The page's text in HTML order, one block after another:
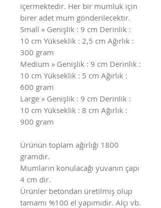
içermektedir. Her bir mumluk için
birer adet mum gönderilecektir.
Small » Genişlik : 9 cm Derinlik :
10 cm Yükseklik : 2,5 cm Ağırlık :
300 gram
Medium » Genişlik : 9 cm Derinlik :
10 cm Yükseklik : 5 cm Ağırlık :
600 gram
Large » Genişlik : 9 cm Derinlik :
10 cm Yükseklik : 8 cm Ağırlık :
900 gram
Ürünün toplam ağırlığı 1800
gramdır.
Mumların konulacağı yuvanın çapı
4 cm dir.
Ürünler betondan üretilmiş olup
tamamı %100 el yapımıdır. Alçı vb.